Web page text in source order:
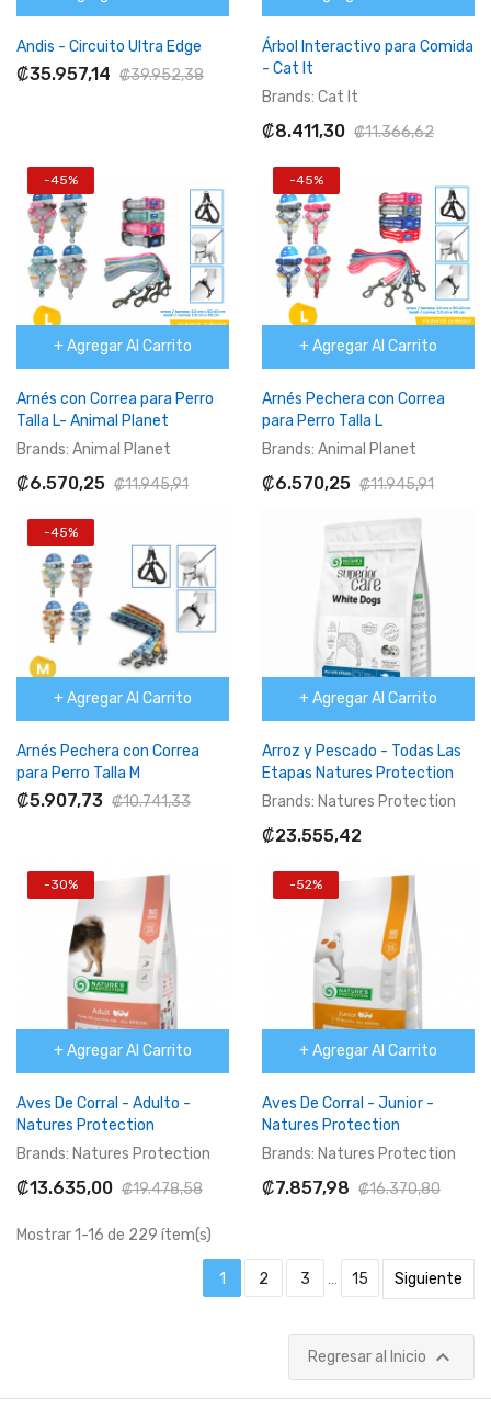
Andis - Circuito Ultra Edge
₡35.957,14 ₡39.952,38
Árbol Interactivo para Comida
- Cat It
Brands: Cat It
₡8.411,30 ₡11.366,62
-45%
+ Agregar Al Carrito
Arnés con Correa para Perro
Talla L- Animal Planet
Brands: Animal Planet
₡6.570,25 ₡11.945,91
-45%
+ Agregar Al Carrito
Arnés Pechera con Correa
para Perro Talla L
Brands: Animal Planet
₡6.570,25 ₡11.945,91
-45%
+ Agregar Al Carrito
Arnés Pechera con Correa
para Perro Talla M
₡5.907,73 ₡10.741,33
+ Agregar Al Carrito
Arroz y Pescado - Todas Las
Etapas Natures Protection
Brands: Natures Protection
₡23.555,42
-30%
+ Agregar Al Carrito
Aves De Corral - Adulto -
Natures Protection
Brands: Natures Protection
₡13.635,00 ₡19.478,58
-52%
+ Agregar Al Carrito
Aves De Corral - Junior -
Natures Protection
Brands: Natures Protection
₡7.857,98 ₡16.370,80
Mostrar 1-16 de 229 ítem(s)
1 2 3 … 15 Siguiente
Regresar al Inicio 